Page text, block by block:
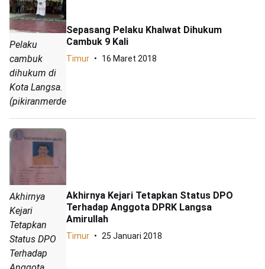
Pelaku
cambuk
dihukum di
Kota Langsa.
(pikiranmerdeka.co/Muhammad)
Sepasang Pelaku Khalwat Dihukum
Cambuk 9 Kali
Timur 16 Maret 2018
Akhirnya
Kejari
Tetapkan
Status DPO
Terhadap
Akhirnya Kejari Tetapkan Status DPO
Terhadap Anggota DPRK Langsa
Amirullah
Timur 25 Januari 2018